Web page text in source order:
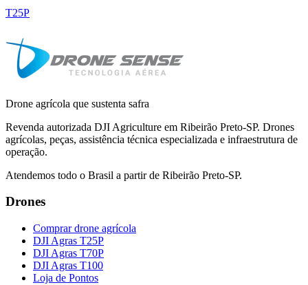
T25P
Drone agrícola que sustenta safra
Revenda autorizada DJI Agriculture em Ribeirão Preto-SP. Drones
agrícolas, peças, assistência técnica especializada e infraestrutura de
operação.
Atendemos todo o Brasil a partir de Ribeirão Preto-SP.
Drones
Comprar drone agrícola
DJI Agras T25P
DJI Agras T70P
DJI Agras T100
Loja de Pontos